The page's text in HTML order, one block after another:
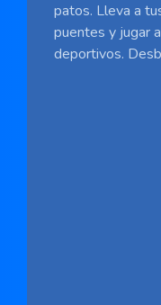
patos. Lleva a
puentes y jugar
deportivos.